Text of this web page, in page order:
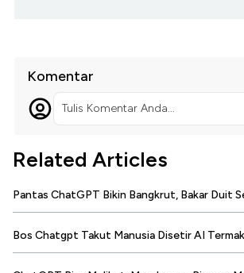
Komentar
Tulis Komentar Anda...
Related Articles
Pantas ChatGPT Bikin Bangkrut, Bakar Duit
Bos Chatgpt Takut Manusia Disetir AI